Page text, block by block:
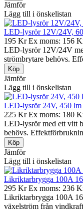
Jämför
Lägg till i önskelistan
LED-lysrör 12V/24V,
195 KrEx moms: 156
LED-lysrör 12V/24V
strömbrytare behövs.
Jämför
Lägg till i önskelistan
LED-lysrör 24V, 450 lm
225 KrEx moms: 180
LED-lysrör med ett vitt
behövs.
Jämför
Lägg till i önskelistan
Likriktarbrygga 100A
295 KrEx moms: 236
Likriktarbrygga 100A
växelström från